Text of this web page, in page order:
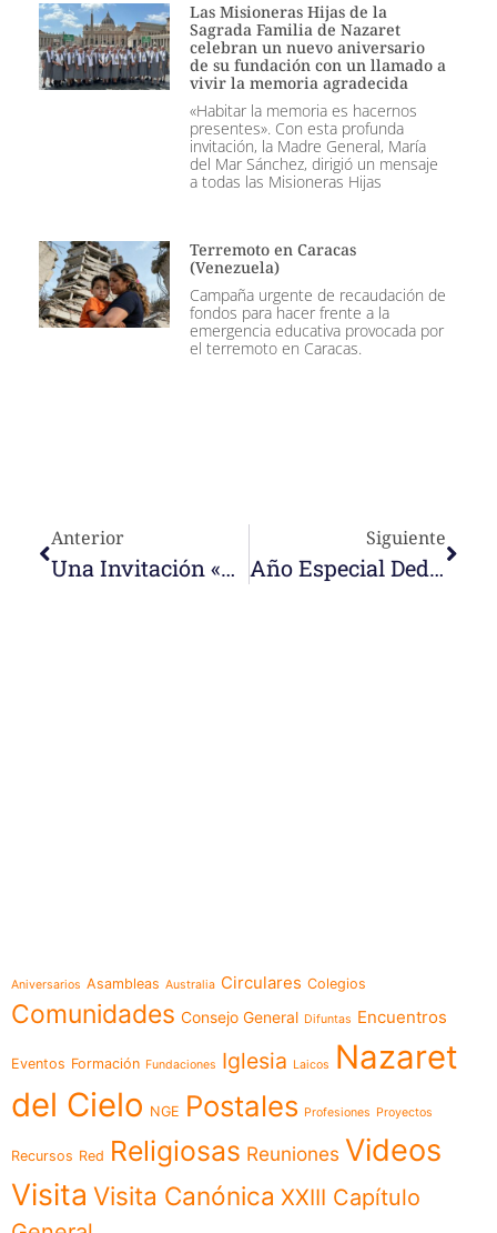
Las Misioneras Hijas de la
Sagrada Familia de Nazaret
celebran un nuevo aniversario
de su fundación con un llamado a
vivir la memoria agradecida
«Habitar la memoria es hacernos
presentes». Con esta profunda
invitación, la Madre General, María
del Mar Sánchez, dirigió un mensaje
a todas las Misioneras Hijas
Terremoto en Caracas
(Venezuela)
Campaña urgente de recaudación de
fondos para hacer frente a la
emergencia educativa provocada por
el terremoto en Caracas.
Anterior
Una Invitación «A La Escucha De La Palabra». M. Cecilia Comenta Las Lecturas Del Domingo ¡No Te Lo Pierdas!
Siguiente
Año Especial Dedicado A La «Laudato Sí»
Aniversarios Asambleas Australia Circulares Colegios
Comunidades Consejo General Difuntas Encuentros
Eventos Formación Fundaciones Iglesia Laicos
Nazaret
del Cielo NGE Postales Profesiones Proyectos
Recursos Red Religiosas Reuniones Videos
Visita Visita Canónica XXIII Capítulo